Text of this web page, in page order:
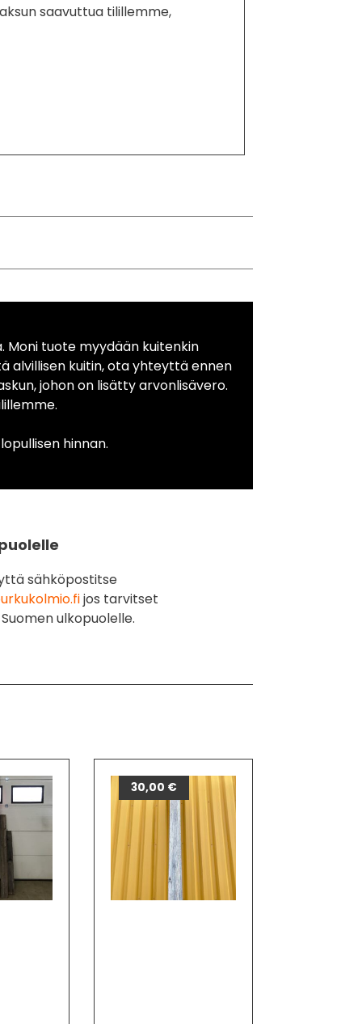
saavuttua tilillemme,
Moni tuote myydään kuitenkin
alvillisen kuitin, ota yhteyttä ennen
johon on lisätty arvonlisävero.
hinnan.
sähköpostitse
jos tarvitset
ulkopuolelle.
30,00 €